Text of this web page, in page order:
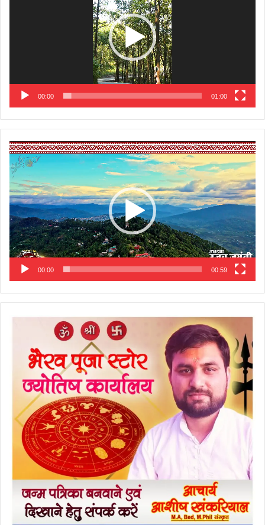
00:00 01:00
Video
Player
00:00 00:59